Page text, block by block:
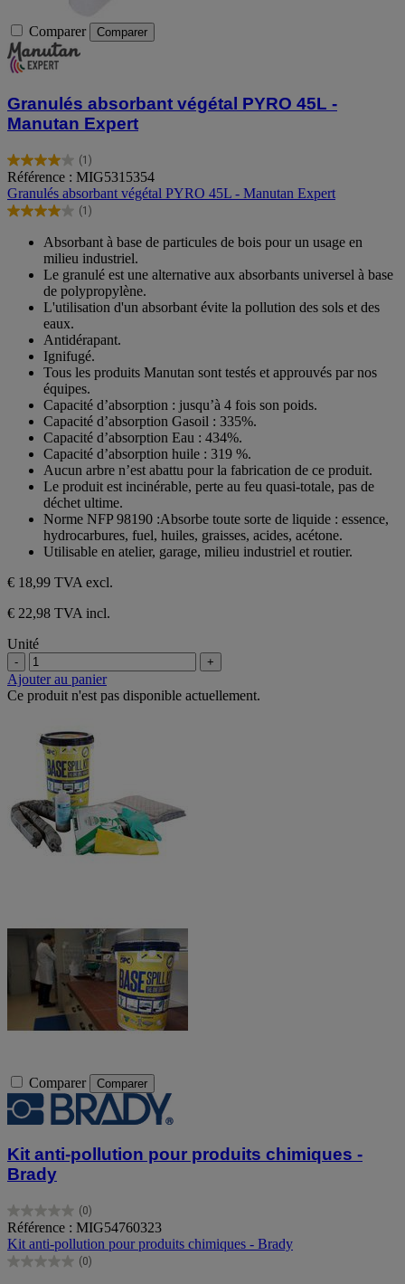
Comparer Comparer
Granulés absorbant végétal PYRO 45L -
Manutan Expert
(1)
4.0
sur
5
étoiles.
avis
Référence : MIG5315354
Granulés absorbant végétal PYRO 45L - Manutan Expert
(1)
4.0
étoiles.
Absorbant à base de particules de bois pour un usage en
milieu industriel.
Le granulé est une alternative aux absorbants universel à base
de polypropylène.
L'utilisation d'un absorbant évite la pollution des sols et des
eaux.
Antidérapant.
Ignifugé.
Tous les produits Manutan sont testés et approuvés par nos
équipes.
Capacité d’absorption : jusqu’à 4 fois son poids.
Capacité d’absorption Gasoil : 335%.
Capacité d’absorption Eau : 434%.
Capacité d’absorption huile : 319 %.
Aucun arbre n’est abattu pour la fabrication de ce produit.
Le produit est incinérable, perte au feu quasi-totale, pas de
déchet ultime.
Norme NFP 98190 :Absorbe toute sorte de liquide : essence,
hydrocarbures, fuel, huiles, graisses, acides, acétone.
Utilisable en atelier, garage, milieu industriel et routier.
€ 18,99 TVA excl.
€ 22,98 TVA incl.
Unité
- +
Ajouter au panier
Ce produit n'est pas disponible actuellement.
Comparer Comparer
Kit anti-pollution pour produits chimiques -
Brady
(0)
0.0
sur
5
étoiles.
Référence : MIG54760323
Kit anti-pollution pour produits chimiques - Brady
(0)
0.0